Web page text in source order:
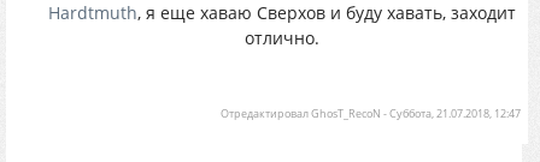
Hardtmuth, я еще хаваю Сверхов и буду хавать, заходит
отлично.
ОтредактировалGhosT_RecoN -Суббота, 21.07.2018, 12:47